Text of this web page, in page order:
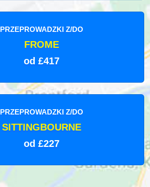
PRZEPROWADZKI Z/DO
FROME
od £417
PRZEPROWADZKI Z/DO
SITTINGBOURNE
od £227